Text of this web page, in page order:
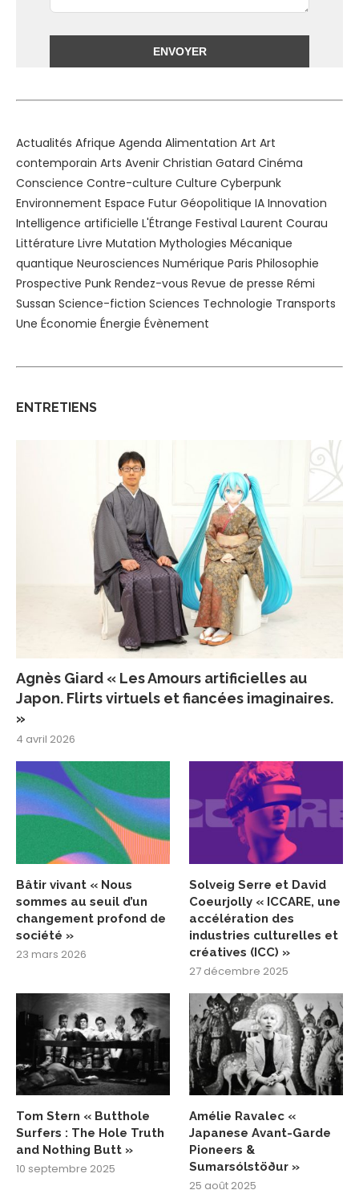
Actualités Afrique Agenda Alimentation Art Art
contemporain Arts Avenir Christian Gatard Cinéma
Conscience Contre-culture Culture Cyberpunk
Environnement Espace Futur Géopolitique IA Innovation
Intelligence artificielle L'Étrange Festival Laurent Courau
Littérature Livre Mutation Mythologies Mécanique
quantique Neurosciences Numérique Paris Philosophie
Prospective Punk Rendez-vous Revue de presse Rémi
Sussan Science-fiction Sciences Technologie Transports
Une Économie Énergie Évènement
ENTRETIENS
Agnès Giard « Les Amours artificielles au
Japon. Flirts virtuels et fiancées imaginaires.
»
4 avril 2026
Bâtir vivant « Nous
sommes au seuil d’un
changement profond de
société »
23 mars 2026
Solveig Serre et David
Coeurjolly « ICCARE, une
accélération des
industries culturelles et
créatives (ICC) »
27 décembre 2025
Tom Stern « Butthole
Surfers : The Hole Truth
and Nothing Butt »
10 septembre 2025
Amélie Ravalec «
Japanese Avant-Garde
Pioneers &
Sumarsólstöður »
25 août 2025